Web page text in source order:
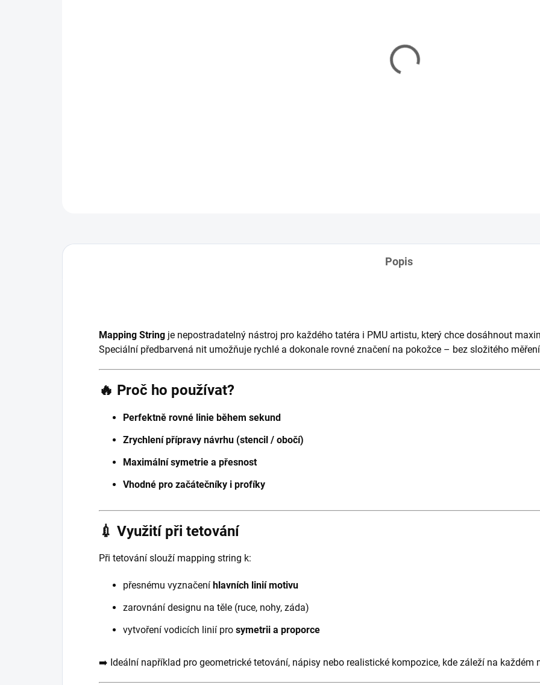
který chce dosáhnout
předbarvená nit umožňuje
Popis
Mapping String je nepostradatelný nástroj pro každého tatéra i PMU artistu, který chce dosáhnout
Speciální předbarvená nit umožňuje rychlé a dokonale rovné značení na pokožce – bez složitého
🔥 Proč ho používat?
Perfektně rovné linie během sekund
Zrychlení přípravy návrhu (stencil / obočí)
Maximální symetrie a přesnost
Vhodné pro začátečníky i profíky
💉 Využití při tetování
Při tetování slouží mapping string k:
přesnému vyznačení hlavních linií motivu
zarovnání designu na těle (ruce, nohy, záda)
vytvoření vodicích linií pro symetrii a proporce
➡️ Ideální například pro geometrické tetování, nápisy nebo realistické kompozice, kde záleží na každém